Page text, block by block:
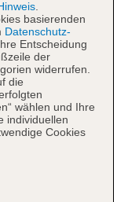
und 50
einem Aufzug
an der
.
basierenden
Datenschutz-
Entscheidung
der
widerrufen.
die
wählen und Ihre
individuellen
Cookies